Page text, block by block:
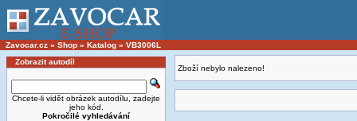
Zavocar.cz » Shop » Katalog » VB3006L
Zobrazit autodíl
Chcete-li vidět obrázek autodílu, zadejte
jeho kód.
Pokročilé vyhledávání
Zboží nebylo nalezeno!